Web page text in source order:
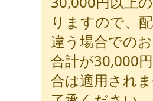
りますので、
違う場合での
合計が30,000
合は適用され